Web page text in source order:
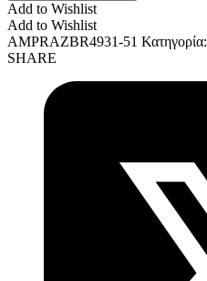
Add to Wishlist
Add to Wishlist
AMPRAZBR4931-51 Κατηγορία:
SHARE